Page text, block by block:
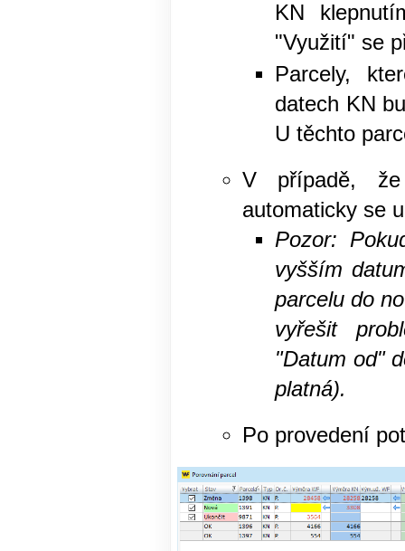
KN
"Využití" se
Parcely,
datech KN
U těchto
V případě,
automaticky se
Pozor:
vyšším
parcelu do
vyřešit
"Datum od"
platná).
Po provedení